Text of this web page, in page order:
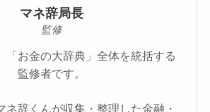
マネ辞局長
監修
「お金の大辞典」全体を統括する
監修者です。
ネ辞くんが収集・整理した金融・